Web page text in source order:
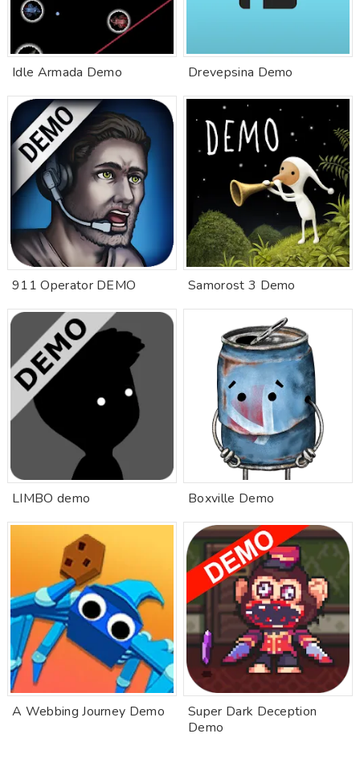
Idle Armada Demo Drevepsina Demo
911 Operator DEMO Samorost 3 Demo
LIMBO demo Boxville Demo
A Webbing Journey Demo
Super Dark Deception
Demo